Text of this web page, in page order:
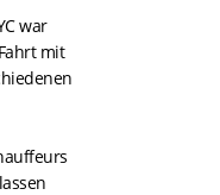
war
mit